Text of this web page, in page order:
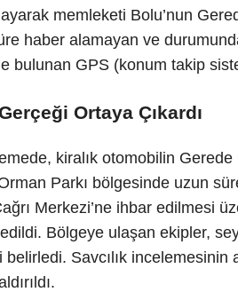
memleketi Bolu’nun
haber alamayan ve
bulunan GPS (konum takip
Ortaya Çıkardı
kiralık otomobilin Gerede
Parkı bölgesinde uzun
Merkezi’ne ihbar edilmesi
Bölgeye ulaşan ekipler,
belirledi. Savcılık incelemesinin